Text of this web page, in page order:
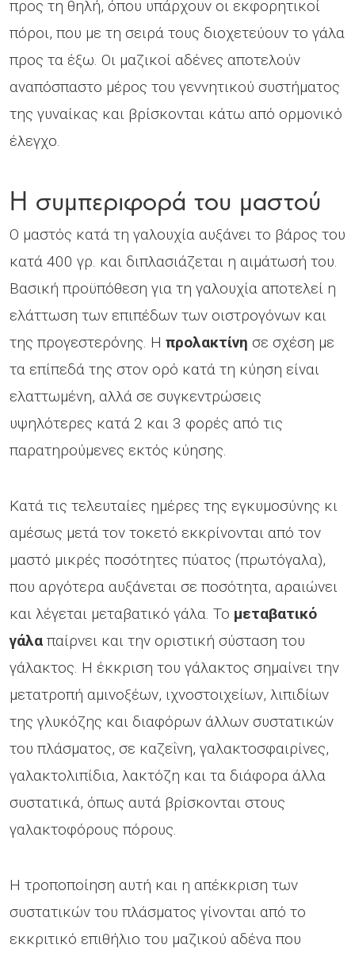
προς τη θηλή, όπου υπάρχουν οι εκφορητικοί
πόροι, που με τη σειρά τους διοχετεύουν το γάλα
προς τα έξω. Οι μαζικοί αδένες αποτελούν
αναπόσπαστο μέρος του γεννητικού συστήματος
της γυναίκας και βρίσκονται κάτω από ορμονικό
έλεγχο.
Η συμπεριφορά του μαστού
Ο μαστός κατά τη γαλουχία αυξάνει το βάρος του
κατά 400 γρ. και διπλασιάζεται η αιμάτωσή του.
Βασική προϋπόθεση για τη γαλουχία αποτελεί η
ελάττωση των επιπέδων των οιστρογόνων και
της προγεστερόνης. Η προλακτίνη σε σχέση με
τα επίπεδά της στον ορό κατά τη κύηση είναι
ελαττωμένη, αλλά σε συγκεντρώσεις
υψηλότερες κατά 2 και 3 φορές από τις
παρατηρούμενες εκτός κύησης.
Κατά τις τελευταίες ημέρες της εγκυμοσύνης κι
αμέσως μετά τον τοκετό εκκρίνονται από τον
μαστό μικρές ποσότητες πύατος (πρωτόγαλα),
που αργότερα αυξάνεται σε ποσότητα, αραιώνει
και λέγεται μεταβατικό γάλα. Το μεταβατικό
γάλα παίρνει και την οριστική σύσταση του
γάλακτος. Η έκκριση του γάλακτος σημαίνει την
μετατροπή αμινοξέων, ιχνοστοιχείων, λιπιδίων
της γλυκόζης και διαφόρων άλλων συστατικών
του πλάσματος, σε καζεΐνη, γαλακτοσφαιρίνες,
γαλακτολιπίδια, λακτόζη και τα διάφορα άλλα
συστατικά, όπως αυτά βρίσκονται στους
γαλακτοφόρους πόρους.
Η τροποποίηση αυτή και η απέκκριση των
συστατικών του πλάσματος γίνονται από το
εκκριτικό επιθήλιο του μαζικού αδένα που